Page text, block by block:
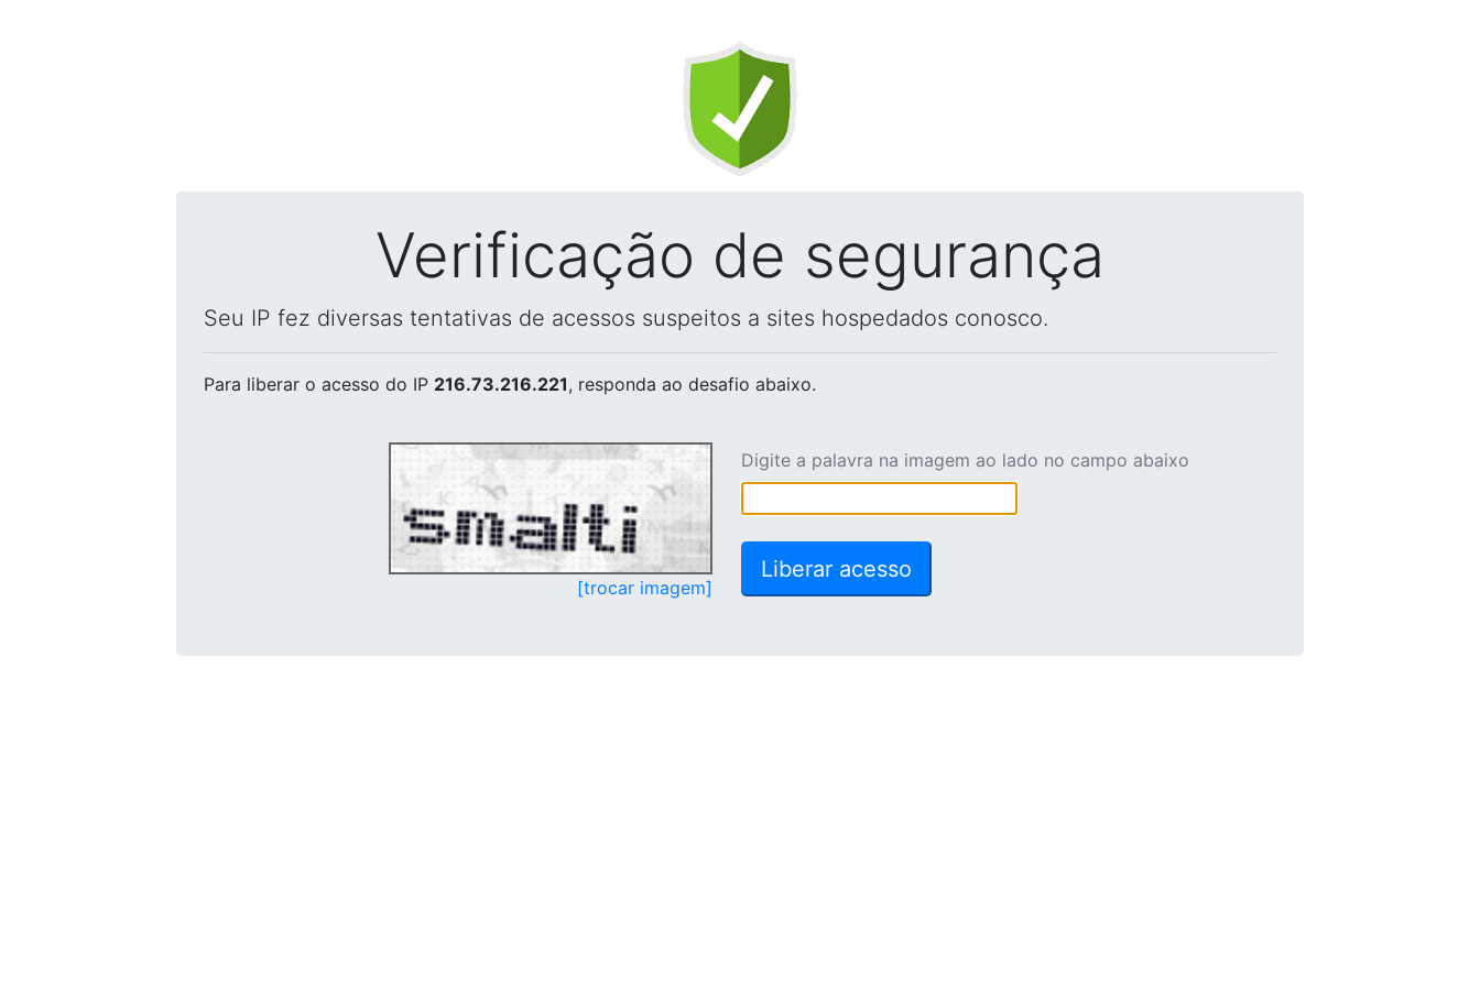
Verificação de segurança
Seu IP fez diversas tentativas de acessos suspeitos a sites hospedados conosco.
Para liberar o acesso do IP 216.73.216.221, responda ao desafio abaixo.
[trocar imagem]
Digite a palavra na imagem ao lado no campo abaixo